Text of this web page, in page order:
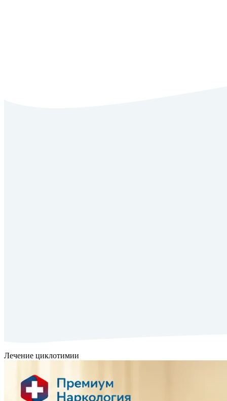
Лечение циклотимии